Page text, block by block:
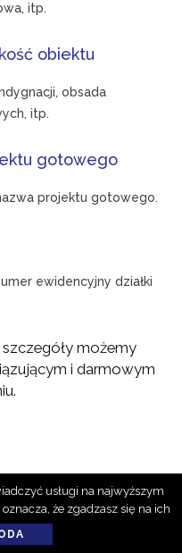
itp.
obiektu
obsada
itp.
gotowego
projektu gotowego.
ewidencyjny działki
możemy
i darmowym
zastrzeżone
usługi na najwyższym
że zgadzasz się na ich